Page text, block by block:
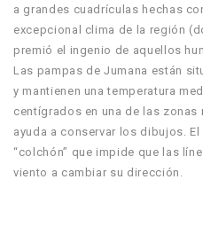
a grandes cuadrículas hechas
excepcional clima de la región
premió el ingenio de aquellos
Las pampas de Jumana están
y mantienen una temperatura
centígrados en una de las
ayuda a conservar los dibujos.
“colchón” que impide que las
viento a cambiar su dirección.